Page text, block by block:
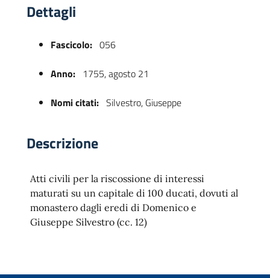
Dettagli
Fascicolo: 056
Anno: 1755, agosto 21
Nomi citati: Silvestro, Giuseppe
Descrizione
Atti civili per la riscossione di interessi
maturati su un capitale di 100 ducati, dovuti al
monastero dagli eredi di Domenico e
Giuseppe Silvestro (cc. 12)